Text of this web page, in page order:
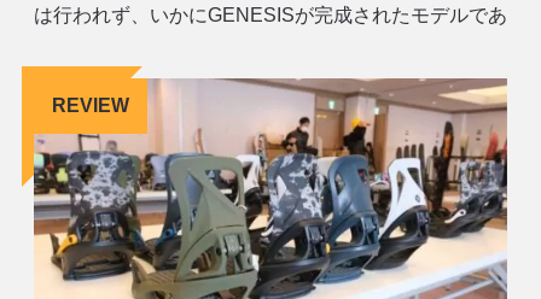
は行われず、いかにGENESISが完成されたモデルであ
した。 22-23 BURTON GENESIS55.000円税込
REVIEW